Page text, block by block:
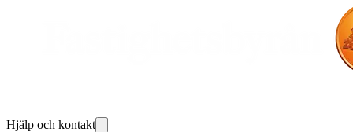
Hjälp och kontakt